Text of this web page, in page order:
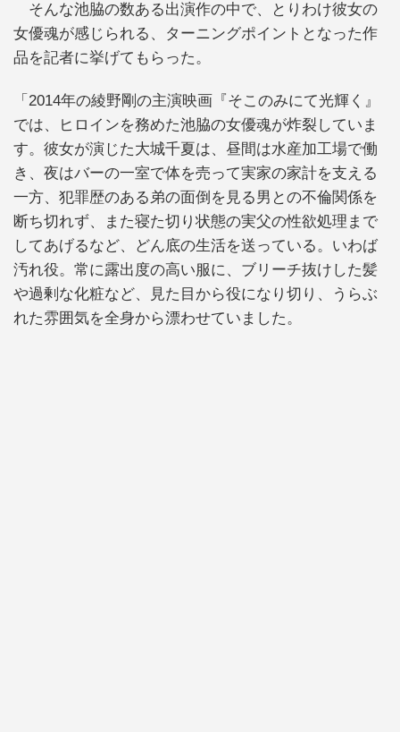
そんな池脇の数ある出演作の中で、とりわけ彼女の
女優魂が感じられる、ターニングポイントとなった作
品を記者に挙げてもらった。
「2014年の綾野剛の主演映画『そこのみにて光輝く』
では、ヒロインを務めた池脇の女優魂が炸裂していま
す。彼女が演じた大城千夏は、昼間は水産加工場で働
き、夜はバーの一室で体を売って実家の家計を支える
一方、犯罪歴のある弟の面倒を見る男との不倫関係を
断ち切れず、また寝た切り状態の実父の性欲処理まで
してあげるなど、どん底の生活を送っている。いわば
汚れ役。常に露出度の高い服に、ブリーチ抜けした髪
や過剰な化粧など、見た目から役になり切り、うらぶ
れた雰囲気を全身から漂わせていました。